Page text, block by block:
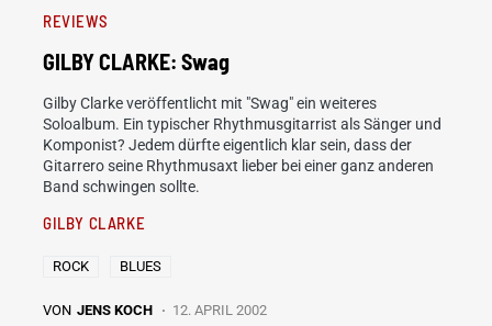
REVIEWS
GILBY CLARKE: Swag
Gilby Clarke veröffentlicht mit "Swag" ein weiteres
Soloalbum. Ein typischer Rhythmusgitarrist als Sänger und
Komponist? Jedem dürfte eigentlich klar sein, dass der
Gitarrero seine Rhythmusaxt lieber bei einer ganz anderen
Band schwingen sollte.
GILBY CLARKE
ROCK BLUES
VON JENS KOCH 12. APRIL 2002